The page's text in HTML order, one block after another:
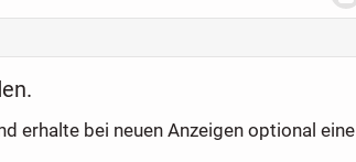
erhalte bei neuen Anzeigen optional eine